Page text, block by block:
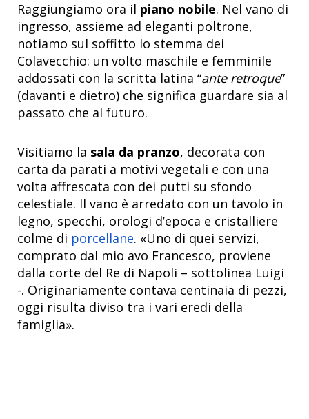
Raggiungiamo ora il piano nobile. Nel vano di
ingresso, assieme ad eleganti poltrone,
notiamo sul soffitto lo stemma dei
Colavecchio: un volto maschile e femminile
addossati con la scritta latina “ante retroque”
(davanti e dietro) che significa guardare sia al
passato che al futuro.
Visitiamo la sala da pranzo, decorata con
carta da parati a motivi vegetali e con una
volta affrescata con dei putti su sfondo
celestiale. Il vano è arredato con un tavolo in
legno, specchi, orologi d’epoca e cristalliere
colme di porcellane. «Uno di quei servizi,
comprato dal mio avo Francesco, proviene
dalla corte del Re di Napoli – sottolinea Luigi
-. Originariamente contava centinaia di pezzi,
oggi risulta diviso tra i vari eredi della
famiglia».